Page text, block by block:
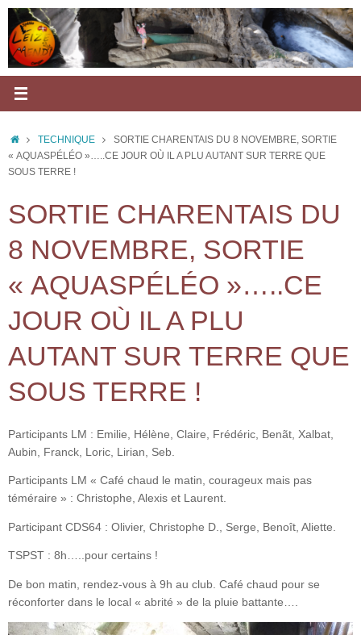
Passer
contenu
ACCUEIL
TECHNIQUE
SORTIE CHARENTAIS DU 8 NOVEMBRE, SORTIE
« AQUASPÉLÉO »…..CE JOUR OÙ IL A PLU AUTANT SUR TERRE QUE
SOUS TERRE !
SORTIE CHARENTAIS DU
8 NOVEMBRE, SORTIE
« AQUASPÉLÉO »…..CE
JOUR OÙ IL A PLU
AUTANT SUR TERRE QUE
SOUS TERRE !
Participants LM : Emilie, Hélène, Claire, Frédéric, Benãt, Xalbat,
Aubin, Franck, Loric, Lirian, Seb.
Participants LM « Café chaud le matin, courageux mais pas
téméraire » : Christophe, Alexis et Laurent.
Participant CDS64 : Olivier, Christophe D., Serge, Benoît, Aliette.
TSPST : 8h…..pour certains !
De bon matin, rendez-vous à 9h au club. Café chaud pour se
réconforter dans le local « abrité » de la pluie battante….